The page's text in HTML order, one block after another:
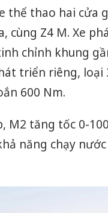
thể thao hai cửa
cùng Z4 M. Xe
chỉnh khung
triển riêng,
600 Nm.
M2 tăng tốc 0-
năng chạy